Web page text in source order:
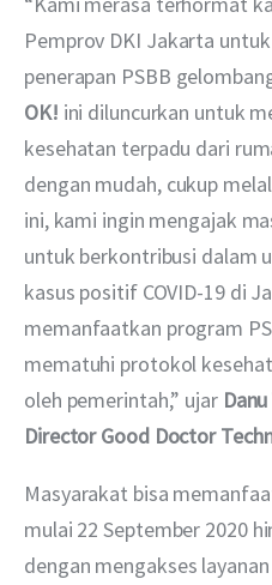
Pemprov DKI Jakarta
penerapan PSBB
OK! ini diluncurkan untuk
kesehatan terpadu dari
dengan mudah, cukup
ini, kami ingin mengajak
untuk berkontribusi dalam
kasus positif COVID-19 di
memanfaatkan program
mematuhi protokol
oleh pemerintah,” ujar
Director Good Doctor
Masyarakat bisa
mulai 22 September 2020
dengan mengakses